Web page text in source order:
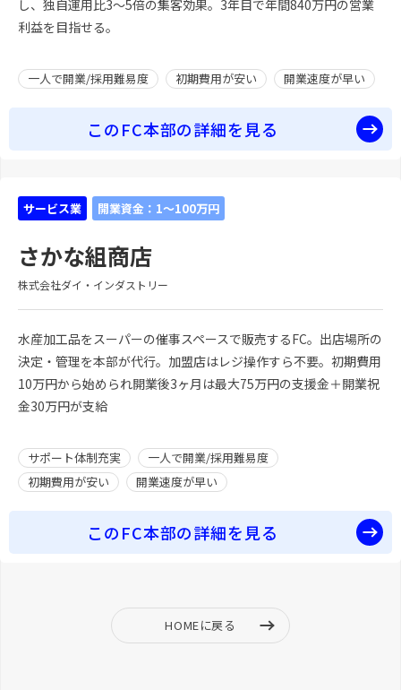
し、独自運用比3〜5倍の集客効果。3年目で年間840万円の営業
利益を目指せる。
一人で開業/採用難易度 初期費用が安い 開業速度が早い
このFC本部の詳細を見る
サービス業 開業資金：1～100万円
さかな組商店
株式会社ダイ・インダストリー
水産加工品をスーパーの催事スペースで販売するFC。出店場所の
決定・管理を本部が代行。加盟店はレジ操作すら不要。初期費用
10万円から始められ開業後3ヶ月は最大75万円の支援金＋開業祝
金30万円が支給
サポート体制充実
一人で開業/採用難易度
初期費用が安い
開業速度が早い
このFC本部の詳細を見る
HOMEに戻る